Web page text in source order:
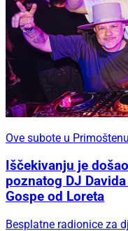
Ove subote u Primoštenu
Iščekivanju je
poznatog DJ
Gospe od Loreta
Besplatne radionice za